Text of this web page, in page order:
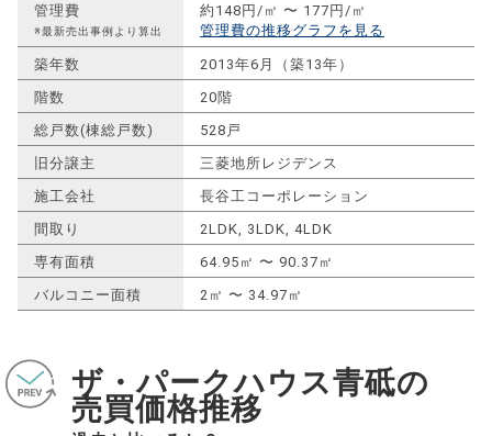
管理費
※最新売出事例より算出
約148円/㎡ 〜 177円/㎡
管理費の推移グラフを見る
築年数
2013年6月（築13年）
階数
20階
総戸数(棟総戸数)
528戸
旧分譲主
三菱地所レジデンス
施工会社
長谷工コーポレーション
間取り
2LDK, 3LDK, 4LDK
専有面積
64.95㎡ 〜 90.37㎡
バルコニー面積
2㎡ 〜 34.97㎡
ザ・パークハウス青砥の
売買価格推移